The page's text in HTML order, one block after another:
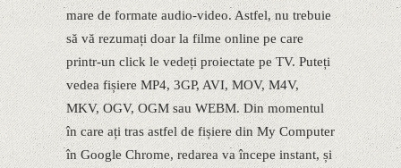
mare de formate audio-video. Astfel, nu trebuie
să vă rezumați doar la filme online pe care
printr-un click le vedeți proiectate pe TV. Puteți
vedea fișiere MP4, 3GP, AVI, MOV, M4V,
MKV, OGV, OGM sau WEBM. Din momentul
în care ați tras astfel de fișiere din My Computer
în Google Chrome, redarea va începe instant, și